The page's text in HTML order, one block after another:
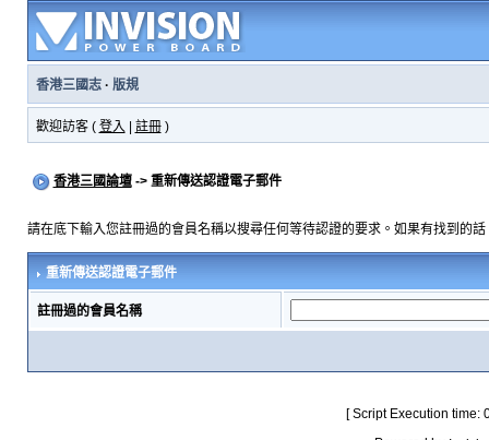
香港三國志· 版規
歡迎訪客 ( 登入 註冊)
香港三國論壇-> 重新傳送認證電子郵件
請在底下輸入您註冊過的會員名稱以搜尋任何等待認證的要求。如果有找到的
重新傳送認證電子郵件
註冊過的會員名稱
[ Script Execution